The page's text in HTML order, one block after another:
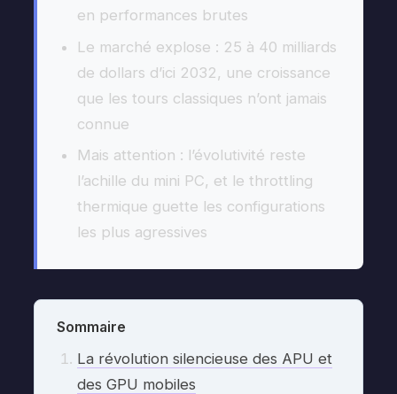
en performances brutes
Le marché explose : 25 à 40 milliards
de dollars d’ici 2032, une croissance
que les tours classiques n’ont jamais
connue
Mais attention : l’évolutivité reste
l’achille du mini PC, et le throttling
thermique guette les configurations
les plus agressives
Sommaire
La révolution silencieuse des APU et
des GPU mobiles